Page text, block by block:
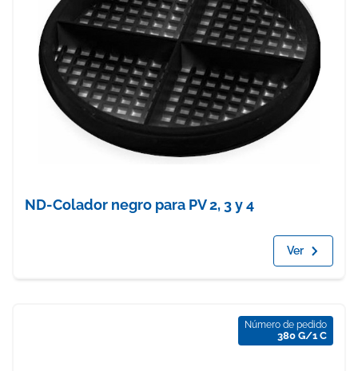
ND-Colador negro para PV 2, 3 y 4
Ver
Número de pedido
380 G/1 C